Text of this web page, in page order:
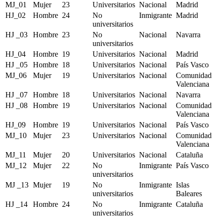
MJ_01 Mujer 23 Universitarios Nacional
Madrid
HJ_02
Hombre 24
No
universitarios
Inmigrante Madrid
HJ _03 Hombre 23
No
universitarios
Nacional Navarra
HJ_04 Hombre 19 Universitarios Nacional
Madrid
HJ _05
Hombre 18 Universitarios Nacional
País Vasco
MJ_06
Mujer 19 Universitarios Nacional
Comunidad
Valenciana
HJ _07
Hombre 18 Universitarios Nacional
Navarra
HJ _08
Hombre 19 Universitarios Nacional
Comunidad
Valenciana
HJ_09
Hombre 19 Universitarios Nacional
País Vasco
MJ_10
Mujer 23 Universitarios Nacional
Comunidad
Valenciana
MJ_11
Mujer 20 Universitarios Nacional
Cataluña
MJ_12
Mujer 22
No
universitarios
Inmigrante País Vasco
MJ _13 Mujer 19
No
universitarios
Inmigrante Islas
Baleares
HJ _14
Hombre 24
No
universitarios
Inmigrante Cataluña